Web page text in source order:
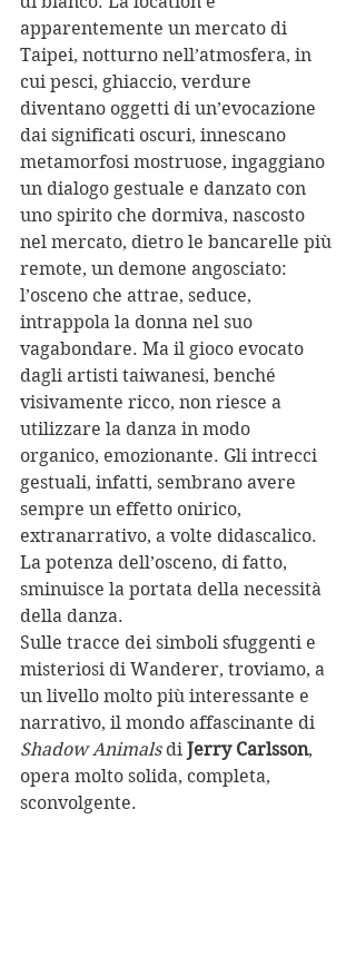
apparentemente un mercato di
Taipei, notturno nell’atmosfera, in
cui pesci, ghiaccio, verdure
diventano oggetti di un’evocazione
dai significati oscuri, innescano
metamorfosi mostruose, ingaggiano
un dialogo gestuale e danzato con
uno spirito che dormiva, nascosto
nel mercato, dietro le bancarelle più
remote, un demone angosciato:
l’osceno che attrae, seduce,
intrappola la donna nel suo
vagabondare. Ma il gioco evocato
dagli artisti taiwanesi, benché
visivamente ricco, non riesce a
utilizzare la danza in modo
organico, emozionante. Gli intrecci
gestuali, infatti, sembrano avere
sempre un effetto onirico,
extranarrativo, a volte didascalico.
La potenza dell’osceno, di fatto,
sminuisce la portata della necessità
della danza.
Sulle tracce dei simboli sfuggenti e
misteriosi di Wanderer, troviamo, a
un livello molto più interessante e
narrativo, il mondo affascinante di
Shadow Animals di Jerry Carlsson,
opera molto solida, completa,
sconvolgente.